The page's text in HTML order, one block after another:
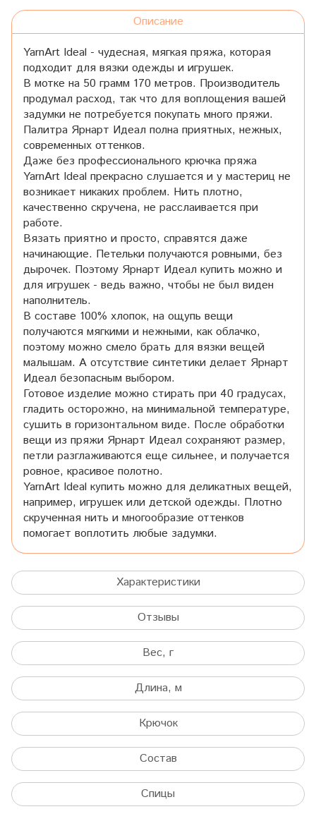
Описание
YarnArt Ideal - чудесная, мягкая пряжа, которая
подходит для вязки одежды и игрушек.
В мотке на 50 грамм 170 метров. Производитель
продумал расход, так что для воплощения вашей
задумки не потребуется покупать много пряжи.
Палитра Ярнарт Идеал полна приятных, нежных,
современных оттенков.
Даже без профессионального крючка пряжа
YarnArt Ideal прекрасно слушается и у мастериц не
возникает никаких проблем. Нить плотно,
качественно скручена, не расслаивается при
работе.
Вязать приятно и просто, справятся даже
начинающие. Петельки получаются ровными, без
дырочек. Поэтому Ярнарт Идеал купить можно и
для игрушек - ведь важно, чтобы не был виден
наполнитель.
В составе 100% хлопок, на ощупь вещи
получаются мягкими и нежными, как облачко,
поэтому можно смело брать для вязки вещей
малышам. А отсутствие синтетики делает Ярнарт
Идеал безопасным выбором.
Готовое изделие можно стирать при 40 градусах,
гладить осторожно, на минимальной температуре,
сушить в горизонтальном виде. После обработки
вещи из пряжи Ярнарт Идеал сохраняют размер,
петли разглаживаются еще сильнее, и получается
ровное, красивое полотно.
YarnArt Ideal купить можно для деликатных вещей,
например, игрушек или детской одежды. Плотно
скрученная нить и многообразие оттенков
помогает воплотить любые задумки.
Характеристики
Отзывы
Вес, г
Длина, м
Крючок
Состав
Спицы